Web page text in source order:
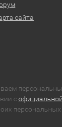
сайта
с